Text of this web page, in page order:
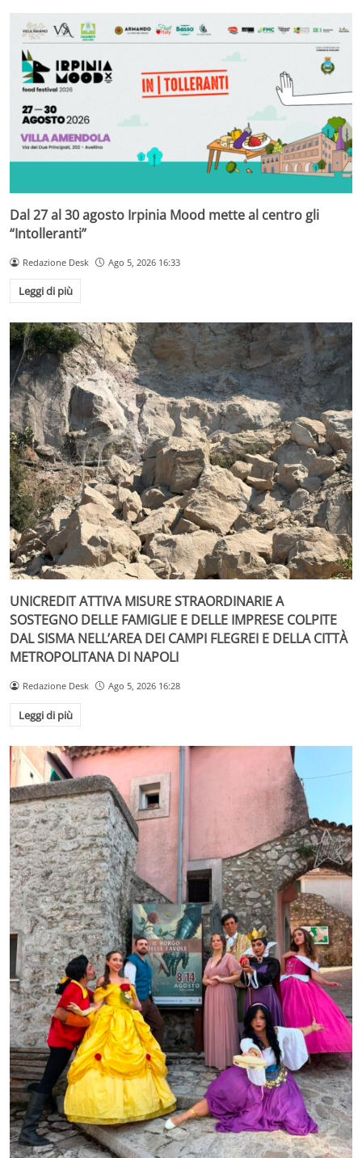
Dal 27 al 30 agosto Irpinia Mood mette al centro gli
“Intolleranti”
Redazione Desk Ago 5, 2026 16:33
Leggi di più
UNICREDIT ATTIVA MISURE STRAORDINARIE A
SOSTEGNO DELLE FAMIGLIE E DELLE IMPRESE COLPITE
DAL SISMA NELL’AREA DEI CAMPI FLEGREI E DELLA CITTÀ
METROPOLITANA DI NAPOLI
Redazione Desk Ago 5, 2026 16:28
Leggi di più